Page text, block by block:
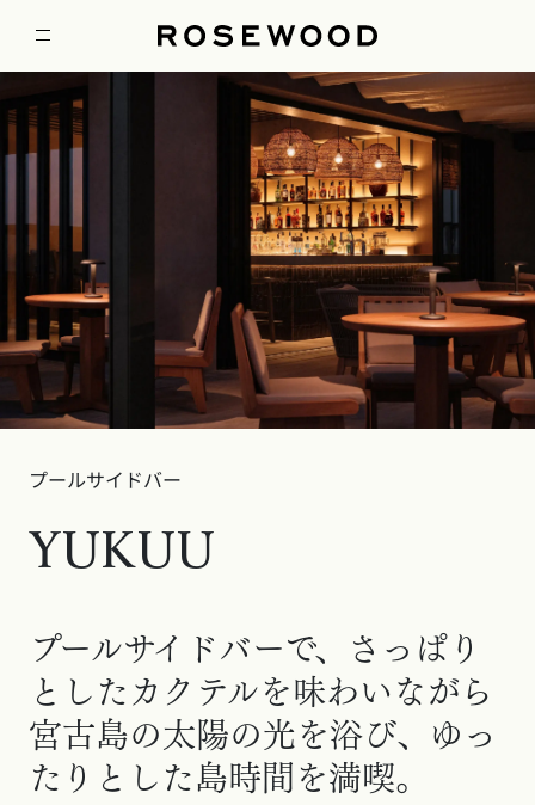
プールサイドバー
YUKUU
プールサイドバーで、さっぱり
としたカクテルを味わいながら
宮古島の太陽の光を浴び、ゆっ
たりとした島時間を満喫。